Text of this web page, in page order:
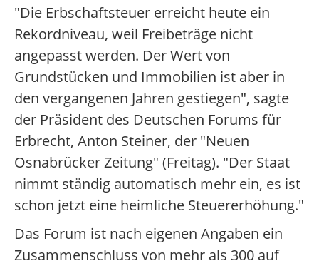
"Die Erbschaftsteuer erreicht heute ein
Rekordniveau, weil Freibeträge nicht
angepasst werden. Der Wert von
Grundstücken und Immobilien ist aber in
den vergangenen Jahren gestiegen", sagte
der Präsident des Deutschen Forums für
Erbrecht, Anton Steiner, der "Neuen
Osnabrücker Zeitung" (Freitag). "Der Staat
nimmt ständig automatisch mehr ein, es ist
schon jetzt eine heimliche Steuererhöhung."
Das Forum ist nach eigenen Angaben ein
Zusammenschluss von mehr als 300 auf